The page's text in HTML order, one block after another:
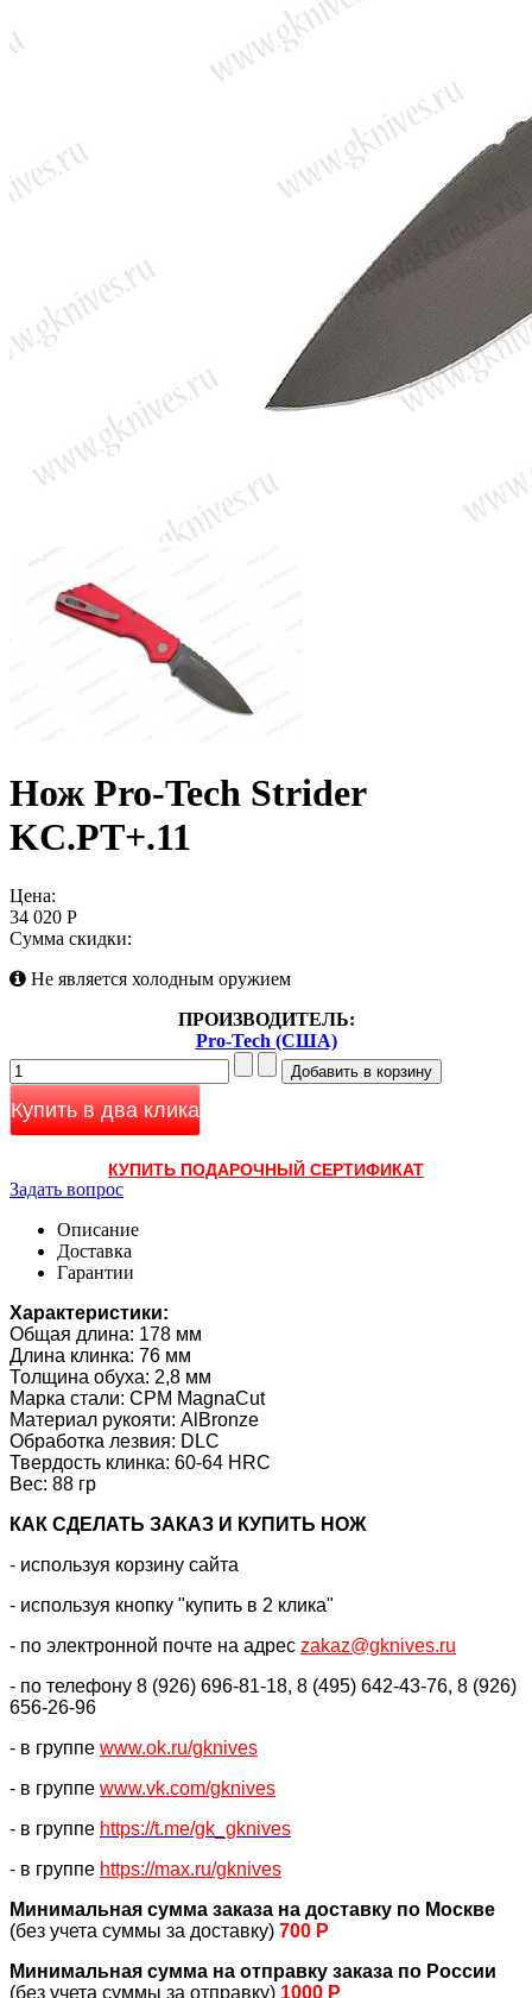
Нож Pro-Tech Strider
KC.PT+.11
Цена:
34 020 Р
Сумма скидки:
Не является холодным оружием
ПРОИЗВОДИТЕЛЬ:
Pro-Tech (США)
Купить в два клика
КУПИТЬ ПОДАРОЧНЫЙ СЕРТИФИКАТ
Задать вопрос
Описание
Доставка
Гарантии
Характеристики:
Общая длина: 178 мм
Длина клинка: 76 мм
Толщина обуха: 2,8 мм
Марка стали: CPM MagnaCut
Материал рукояти: AlBronze
Обработка лезвия: DLC
Твердость клинка: 60-64 HRC
Вес: 88 гр
КАК CДЕЛАТЬ ЗАКАЗ И КУПИТЬ НОЖ
- используя корзину сайта
- используя кнопку "купить в 2 клика"
- по электронной почте на адрес zakaz@gknives.ru
- по телефону 8 (926) 696-81-18, 8 (495) 642-43-76, 8 (926)
656-26-96
- в группе www.ok.ru/gknives
- в группе www.vk.com/gknives
- в группе https://t.me/gk_gknives
- в группе https://max.ru/gknives
Минимальная сумма заказа на доставку по Москве
(без учета суммы за доставку) 700 Р
Минимальная сумма на отправку заказа по России
(без учета суммы за отправку) 1000 Р